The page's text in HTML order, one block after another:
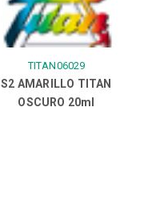
TITAN06029
S2 AMARILLO TITAN
OSCURO 20ml